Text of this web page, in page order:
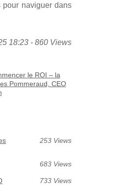
naviguer dans
18:23 - 860 Views
le ROI – la
Pommeraud, CEO
253 Views
683 Views
733 Views